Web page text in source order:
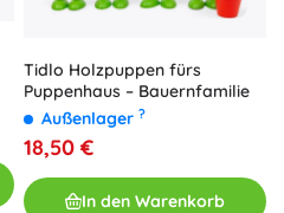
Tidlo Holzpuppen fürs
Puppenhaus – Bauernfamilie
Außenlager ?
18,50 €
In den Warenkorb